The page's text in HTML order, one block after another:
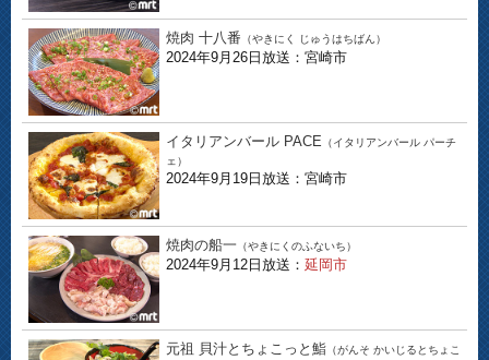
焼肉 十八番 （やきにく じゅうはちばん）
2024年9月26日放送：宮崎市
イタリアンバール PACE （イタリアンバール パーチ
ェ）
2024年9月19日放送：宮崎市
焼肉の船一 （やきにくのふないち）
2024年9月12日放送： 延岡市
元祖 貝汁とちょこっと鮨 （がんそ かいじるとちょこ